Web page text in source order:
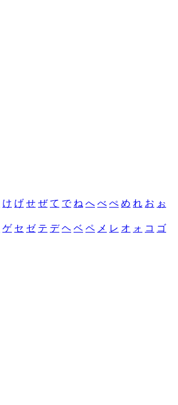
け げ せ ぜ て で ね へ べ ぺ め れ お ぉ
ゲ セ ゼ テ デ ヘ ベ ペ メ レ オ ォ コ ゴ